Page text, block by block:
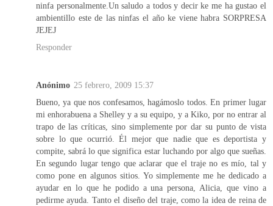
ninfa personalmente.Un saludo a todos y decir ke me ha gustao el
ambientillo este de las ninfas el año ke viene habra SORPRESA
JEJEJ
Responder
Anónimo 25 febrero, 2009 15:37
Bueno, ya que nos confesamos, hagámoslo todos. En primer lugar
mi enhorabuena a Shelley y a su equipo, y a Kiko, por no entrar al
trapo de las críticas, sino simplemente por dar su punto de vista
sobre lo que ocurrió. Él mejor que nadie que es deportista y
compite, sabrá lo que significa estar luchando por algo que sueñas.
En segundo lugar tengo que aclarar que el traje no es mío, tal y
como pone en algunos sitios. Yo simplemente me he dedicado a
ayudar en lo que he podido a una persona, Alicia, que vino a
pedirme ayuda. Tanto el diseño del traje, como la idea de reina de